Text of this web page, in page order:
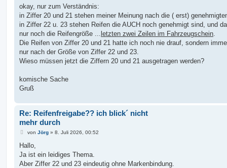
i
r
a
okay, nur zum Verständnis:
in Ziffer 20 und 21 stehen meiner Meinung nach die ( erst)
in Ziffer 22 u. 23 stehen Reifen die AUCH noch genehmigt sind, und
nur noch die Reifengröße ... letzten zwei Zeilen im Fahrzeugschein.
Die Reifen von Ziffer 20 und 21 hatte ich noch nie drauf, sondern
nur nach der Größe von Ziffer 22 und 23.
Wieso müssen jetzt die Ziffern 20 und 21 ausgetragen werden?
komische Sache
Gruß
Re: Reifenfreigabe?? ich blick´ nicht
mehr durch
B
i
r
a
von Jörg» 8. Juli 2026, 00:52
Hallo,
Ja ist ein leidiges Thema.
Aber Ziffer 22 und 23 eindeutig ohne Markenbindung.